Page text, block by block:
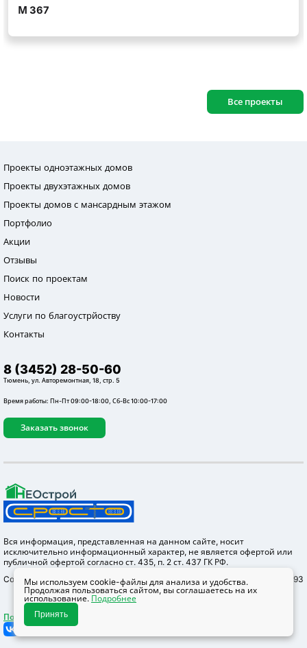
Все проекты
Проекты одноэтажных домов
Проекты двухэтажных домов
Проекты домов с мансардным этажом
Портфолио
Акции
Отзывы
Поиск по проектам
Новости
Услуги по благоустрйоству
Контакты
8 (3452) 28-50-60
Тюмень, ул. Авторемонтная, 18, стр. 5
Время работы: Пн-Пт 09:00-18:00, Сб-Вс 10:00-17:00
Заказать звонок
Вся информация, представленная на данном сайте, носит
исключительно информационный характер, не является офертой или
публичной офертой согласно ст. 435, п. 2 ст. 437 ГК РФ.
Copyright © 2012-2026 Неострой, ОГРН 1147232004655 ИНН 7203304293
Политика конфидециальности
Мы используем cookie-файлы для анализа и удобства.
Продолжая пользоваться сайтом, вы соглашаетесь на их
использование. Подробнее
Принять